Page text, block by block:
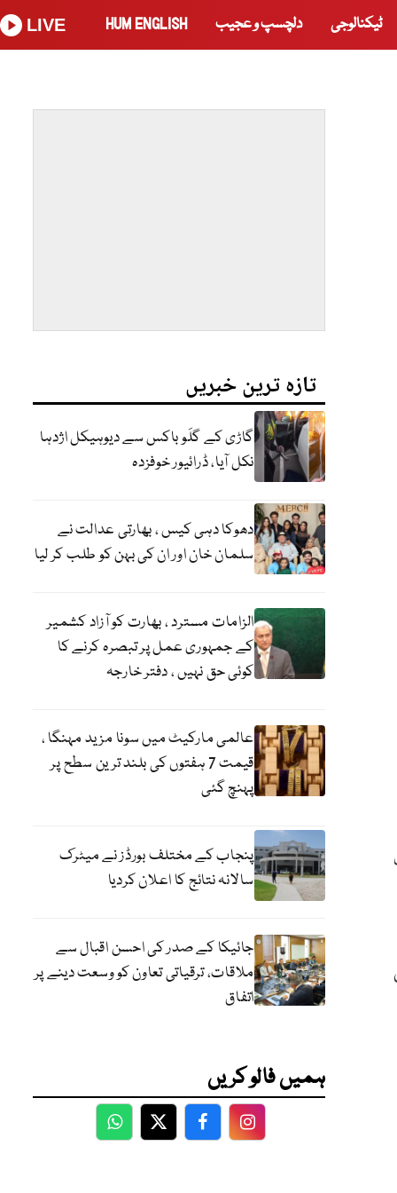
ٹیکنالوجی دلچسپ و عجیب HUM ENGLISH
LIVE
تازہ ترین خبریں
گاڑی کے گلَو باکس سے دیوہیکل اژدہا
نکل آیا، ڈرائیور خوفزدہ
دھوکا دہی کیس ، بھارتی عدالت نے
سلمان خان اور ان کی بہن کو طلب کر لیا
الزامات مسترد ، بھارت کو آزاد کشمیر
کے جمہوری عمل پر تبصرہ کرنے کا
کوئی حق نہیں ، دفتر خارجہ
عالمی مارکیٹ میں سونا مزید مہنگا ،
قیمت 7 ہفتوں کی بلند ترین سطح پر
پہنچ گئی
پنجاب کے مختلف بورڈز نے میٹرک
سالانہ نتائج کا اعلان کردیا
جائیکا کے صدر کی احسن اقبال سے
ملاقات، ترقیاتی تعاون کو وسعت دینے پر
اتفاق
ہمیں فالو کریں
WhatsApp
TwitterFacebookFacebook